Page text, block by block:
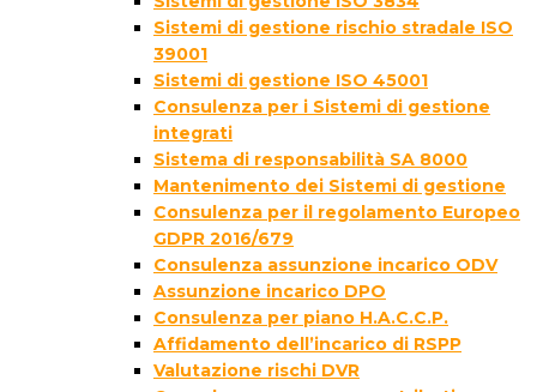
Sistemi di gestione rischio stradale ISO
39001
Sistemi di gestione ISO 45001
Consulenza per i Sistemi di gestione
integrati
Sistema di responsabilità SA 8000
Mantenimento dei Sistemi di gestione
Consulenza per il regolamento Europeo
GDPR 2016/679
Consulenza assunzione incarico ODV
Assunzione incarico DPO
Consulenza per piano H.A.C.C.P.
Affidamento dell’incarico di RSPP
Valutazione rischi DVR